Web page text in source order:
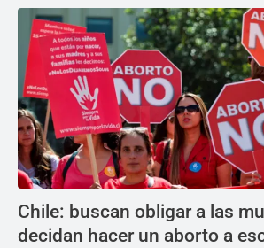
Chile: buscan obligar a las
decidan hacer un aborto a